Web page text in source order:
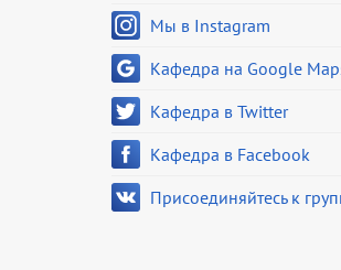
Мы в Instagram
Кафедра на Google
Кафедра в Twitter
Кафедра в Facebook
Присоединяйтесь к